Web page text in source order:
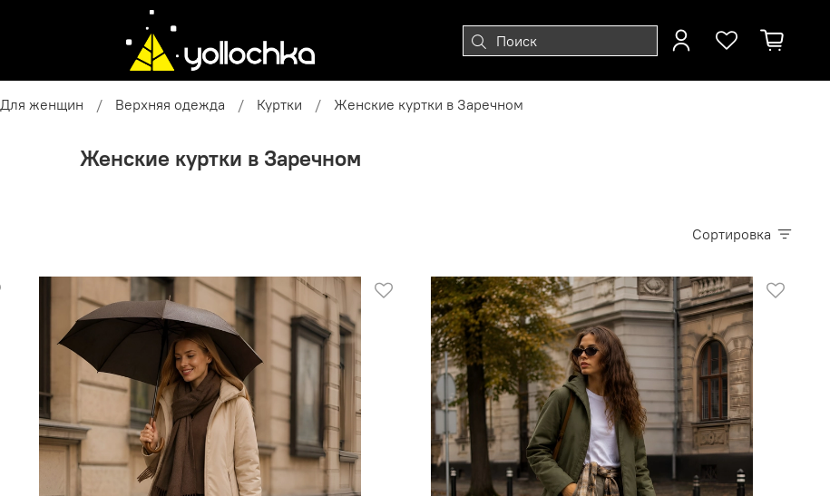
Для женщин Верхняя одежда Куртки Женские куртки в Заречном
Женские куртки в Заречном
Сортировка